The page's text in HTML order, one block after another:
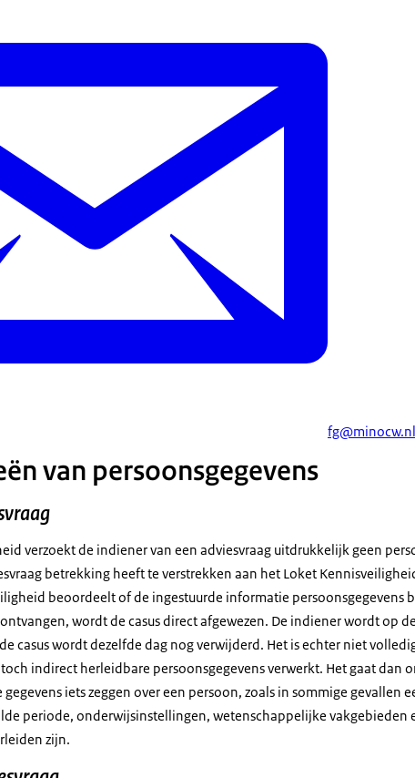
fg@minocw.nl
van persoonsgegevens
verzoekt de indiener van een adviesvraag uitdrukkelijk geen
betrekking heeft te verstrekken aan het Loket
beoordeelt of de ingestuurde informatie persoonsgegevens
wordt de casus direct afgewezen. De indiener wordt op
casus wordt dezelfde dag nog verwijderd. Het is echter niet
indirect herleidbare persoonsgegevens verwerkt. Het gaat dan
iets zeggen over een persoon, zoals in sommige gevallen
periode, onderwijsinstellingen, wetenschappelijke vakgebieden
zijn.